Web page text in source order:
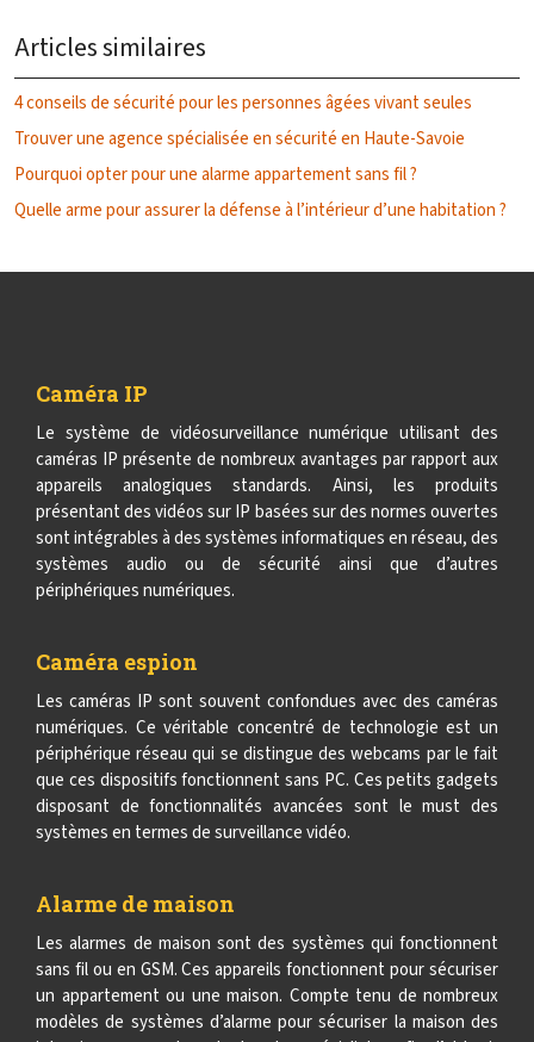
Articles similaires
4 conseils de sécurité pour les personnes âgées vivant seules
Trouver une agence spécialisée en sécurité en Haute-Savoie
Pourquoi opter pour une alarme appartement sans fil ?
Quelle arme pour assurer la défense à l’intérieur d’une habitation ?
Caméra IP
Le système de vidéosurveillance numérique utilisant des
caméras IP présente de nombreux avantages par rapport aux
appareils analogiques standards. Ainsi, les produits
présentant des vidéos sur IP basées sur des normes ouvertes
sont intégrables à des systèmes informatiques en réseau, des
systèmes audio ou de sécurité ainsi que d’autres
périphériques numériques.
Caméra espion
Les caméras IP sont souvent confondues avec des caméras
numériques. Ce véritable concentré de technologie est un
périphérique réseau qui se distingue des webcams par le fait
que ces dispositifs fonctionnent sans PC. Ces petits gadgets
disposant de fonctionnalités avancées sont le must des
systèmes en termes de surveillance vidéo.
Alarme de maison
Les alarmes de maison sont des systèmes qui fonctionnent
sans fil ou en GSM. Ces appareils fonctionnent pour sécuriser
un appartement ou une maison. Compte tenu de nombreux
modèles de systèmes d’alarme pour sécuriser la maison des